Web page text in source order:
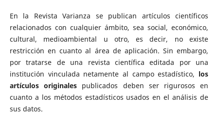
En la Revista Varianza se publican artículos científicos
relacionados con cualquier ámbito, sea social, económico,
cultural, medioambiental u otro, es decir, no existe
restricción en cuanto al área de aplicación. Sin embargo,
por tratarse de una revista científica editada por una
institución vinculada netamente al campo estadístico, los
artículos originales publicados deben ser rigurosos en
cuanto a los métodos estadísticos usados en el análisis de
sus datos.